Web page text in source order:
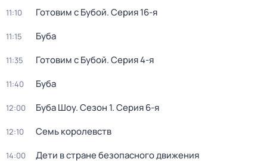
11:10 Готовим с Бубой. Серия 16-я
11:15 Буба
11:35 Готовим с Бубой. Серия 4-я
11:40 Буба
12:00 Буба Шоу. Сезон 1. Серия 6-я
12:10 Семь королевств
14:00 Дети в стране безопасного движения